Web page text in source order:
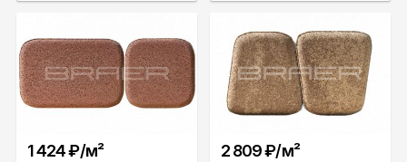
1 424 ₽/м² 2 809 ₽/м²